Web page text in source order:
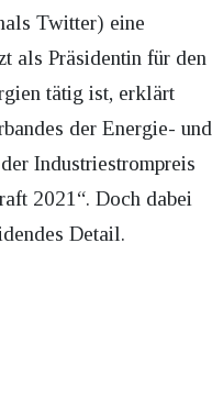
Twitter) eine
als Präsidentin für den
tätig ist, erklärt
der Energie- und
Industriestrompreis
2021“. Doch dabei
Detail.